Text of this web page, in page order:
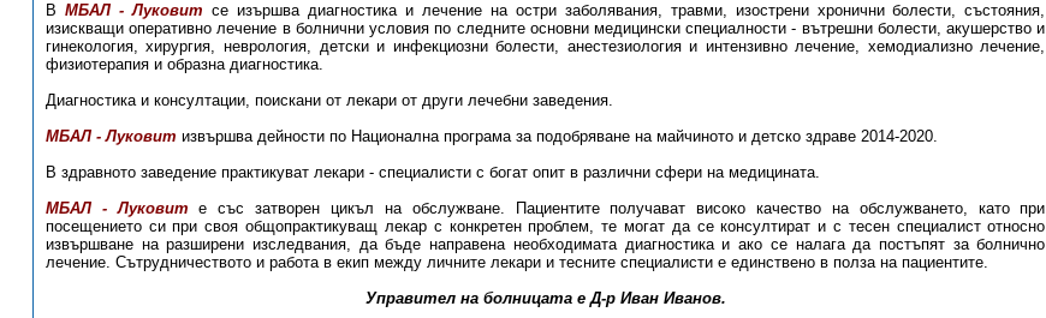
В МБАЛ - Луковит се изършва диагностика и лечение на остри заболявания, травми, изострени хронични болести, състояния,
изискващи оперативно лечение в болнични условия по следните основни медицински специалности - вътрешни болести, акушерство и
гинекология, хирургия, неврология, детски и инфекциозни болести, анестезиология и интензивно лечение, хемодиализно лечение,
физиотерапия и образна диагностика.
Диагностика и консултации, поискани от лекари от други лечебни заведения.
МБАЛ - Луковит извършва дейности по Национална програма за подобряване на майчиното и детско здраве 2014-2020.
В здравното заведение практикуват лекари - специалисти с богат опит в различни сфери на медицината.
МБАЛ - Луковит
е със затворен цикъл на обслужване. Пациентите получават високо качество на обслужването, като при
посещението си при своя общопрактикуващ лекар с конкретен проблем, те могат да се консултират и с тесен специалист относно
извършване на разширени изследвания, да бъде направена необходимата диагностика и ако се налага да постъпят за болнично
лечение. Сътрудничеството и работа в екип между личните лекари и тесните специалисти е единствено в полза на пациентите.
Управител на болницата е Д-р Иван Иванов.